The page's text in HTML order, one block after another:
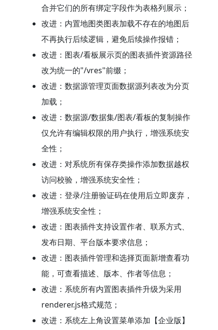
合并它们的所有绑定字段作为表格列展示；
改进：内置地图类图表加载不存在的地图后
不再执行后续逻辑，避免后续操作报错；
改进：图表/看板展示页的图表插件资源路径
改为统一的"/vres"前缀；
改进：数据源管理页面数据源列表改为分页
加载；
改进：数据源/数据集/图表/看板的复制操作
仅允许有编辑权限的用户执行，增强系统安
全性；
改进：对系统所有保存类操作添加数据越权
访问校验，增强系统安全性；
改进：登录/注册验证码在使用后立即废弃，
增强系统安全性；
改进：图表插件支持设置作者、联系方式、
发布日期、平台版本要求信息；
改进：图表插件管理和选择页面新增查看功
能，可查看描述、版本、作者等信息；
改进：系统所有内置图表插件升级为采用
renderer.js格式规范；
改进：系统左上角设置菜单添加【企业版】